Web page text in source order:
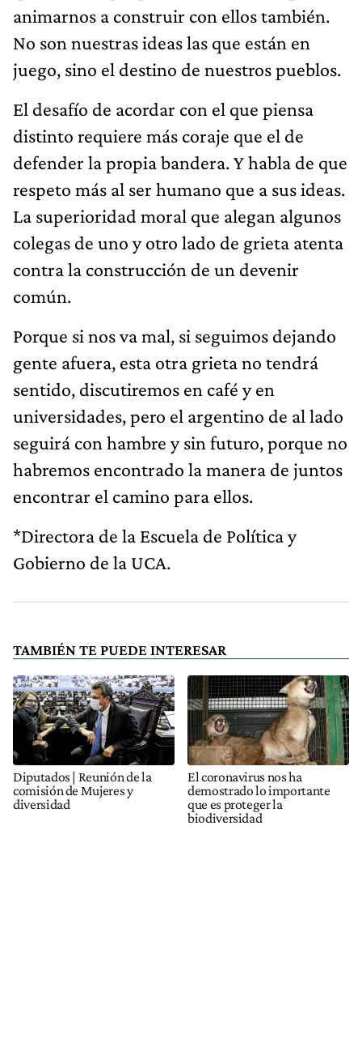
animarnos a construir con ellos también.
No son nuestras ideas las que están en
juego, sino el destino de nuestros pueblos.
El desafío de acordar con el que piensa
distinto requiere más coraje que el de
defender la propia bandera. Y habla de que
respeto más al ser humano que a sus ideas.
La superioridad moral que alegan algunos
colegas de uno y otro lado de grieta atenta
contra la construcción de un devenir
común.
Porque si nos va mal, si seguimos dejando
gente afuera, esta otra grieta no tendrá
sentido, discutiremos en café y en
universidades, pero el argentino de al lado
seguirá con hambre y sin futuro, porque no
habremos encontrado la manera de juntos
encontrar el camino para ellos.
*Directora de la Escuela de Política y
Gobierno de la UCA.
TAMBIÉN TE PUEDE INTERESAR
Diputados | Reunión de la
comisión de Mujeres y
diversidad
El coronavirus nos ha
demostrado lo importante
que es proteger la
biodiversidad